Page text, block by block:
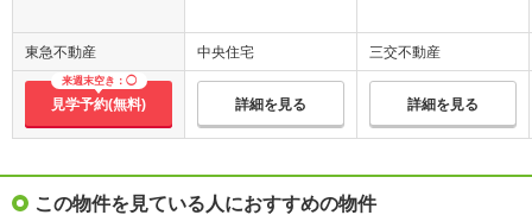
東急不動産
来週末空き：◯
見学予約(無料)
中央住宅
詳細を見る
三交不動産
詳細を見る
この物件を見ている人におすすめの物件